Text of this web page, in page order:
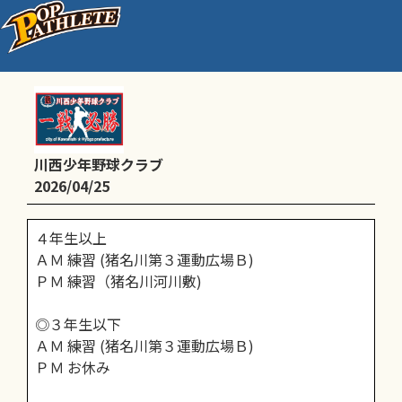
4/25(土)予定
川西少年野球クラブ
2026/04/25
４年生以上
ＡＭ 練習 (猪名川第３運動広場Ｂ)
ＰＭ 練習（猪名川河川敷)
◎３年生以下
ＡＭ 練習 (猪名川第３運動広場Ｂ)
ＰＭ お休み